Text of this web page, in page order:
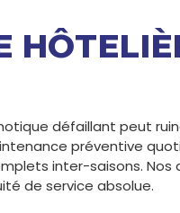
défaillant peut
préventive
inter-saisons. Nos
de service absolue.